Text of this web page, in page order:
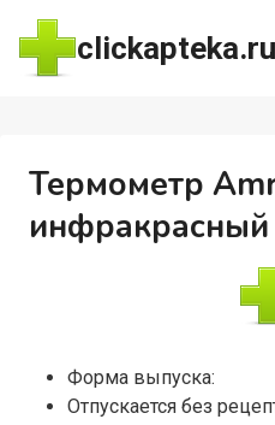
Перейти
содержимому
clickapteka.ru
Термометр
Форма выпуска:
Отпускается без